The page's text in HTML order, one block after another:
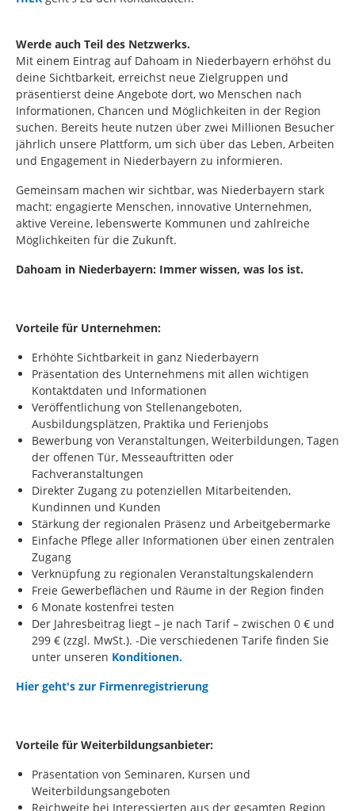
Werde auch Teil des Netzwerks.
Mit einem Eintrag auf Dahoam in Niederbayern erhöhst du
deine Sichtbarkeit, erreichst neue Zielgruppen und
präsentierst deine Angebote dort, wo Menschen nach
Informationen, Chancen und Möglichkeiten in der Region
suchen. Bereits heute nutzen über zwei Millionen Besucher
jährlich unsere Plattform, um sich über das Leben, Arbeiten
und Engagement in Niederbayern zu informieren.
Gemeinsam machen wir sichtbar, was Niederbayern stark
macht: engagierte Menschen, innovative Unternehmen,
aktive Vereine, lebenswerte Kommunen und zahlreiche
Möglichkeiten für die Zukunft.
Dahoam in Niederbayern: Immer wissen, was los ist.
Vorteile für Unternehmen:
Erhöhte Sichtbarkeit in ganz Niederbayern
Präsentation des Unternehmens mit allen wichtigen
Kontaktdaten und Informationen
Veröffentlichung von Stellenangeboten,
Ausbildungsplätzen, Praktika und Ferienjobs
Bewerbung von Veranstaltungen, Weiterbildungen, Tagen
der offenen Tür, Messeauftritten oder
Fachveranstaltungen
Direkter Zugang zu potenziellen Mitarbeitenden,
Kundinnen und Kunden
Stärkung der regionalen Präsenz und Arbeitgebermarke
Einfache Pflege aller Informationen über einen zentralen
Zugang
Verknüpfung zu regionalen Veranstaltungskalendern
Freie Gewerbeflächen und Räume in der Region finden
6 Monate kostenfrei testen
Der Jahresbeitrag liegt – je nach Tarif – zwischen 0 € und
299 € (zzgl. MwSt.). -Die verschiedenen Tarife finden Sie
unter unseren Konditionen.
Hier geht's zur Firmenregistrierung
Vorteile für Weiterbildungsanbieter:
Präsentation von Seminaren, Kursen und
Weiterbildungsangeboten
Reichweite bei Interessierten aus der gesamten Region